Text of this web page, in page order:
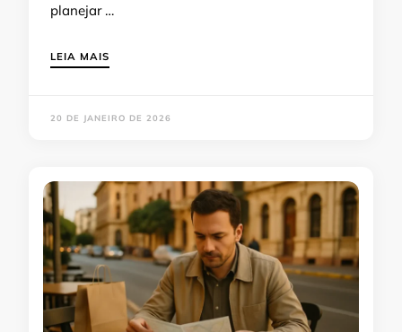
planejar …
LEIA MAIS
20 DE JANEIRO DE 2026